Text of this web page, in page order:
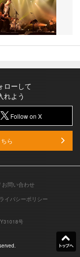
ローして
れよう
Follow on X
ら
お問い合わせ
イバシーポリシー
号